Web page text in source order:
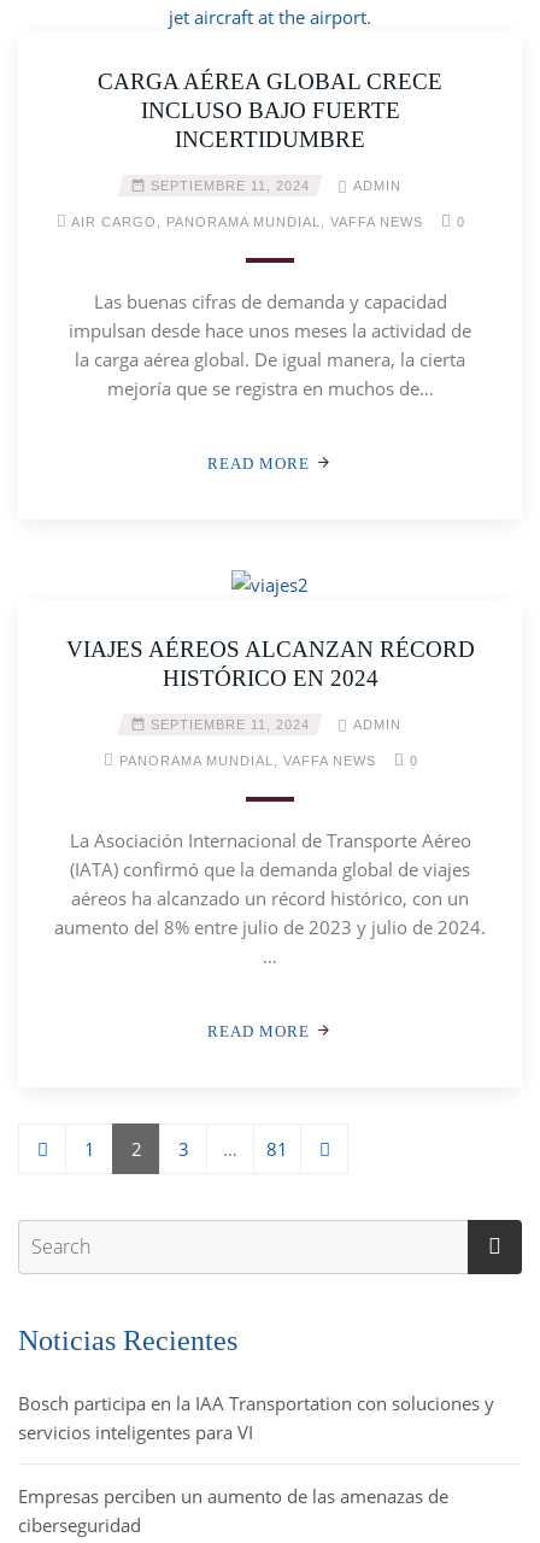
CARGA AÉREA GLOBAL CRECE
INCLUSO BAJO FUERTE
INCERTIDUMBRE
SEPTIEMBRE 11, 2024 ADMIN
AIR CARGO PANORAMA MUNDIAL VAFFA NEWS 0
Las buenas cifras de demanda y capacidad
impulsan desde hace unos meses la actividad de
la carga aérea global. De igual manera, la cierta
mejoría que se registra en muchos de…
READ MORE
VIAJES AÉREOS ALCANZAN RÉCORD
HISTÓRICO EN 2024
SEPTIEMBRE 11, 2024 ADMIN
PANORAMA MUNDIAL VAFFA NEWS 0
La Asociación Internacional de Transporte Aéreo
(IATA) confirmó que la demanda global de viajes
aéreos ha alcanzado un récord histórico, con un
aumento del 8% entre julio de 2023 y julio de 2024.
…
READ MORE
1 2 3 … 81
Noticias Recientes
Bosch participa en la IAA Transportation con soluciones y
servicios inteligentes para VI
Empresas perciben un aumento de las amenazas de
ciberseguridad